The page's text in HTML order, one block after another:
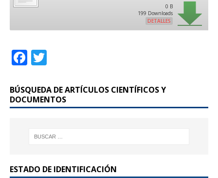
0 B
199 Downloads
DETALLES
F
c
e
o
k
it
te
BÚSQUEDA DE ARTÍCULOS CIENTÍFICOS Y
DOCUMENTOS
ESTADO DE IDENTIFICACIÓN